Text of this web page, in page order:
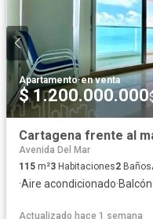
Apartamento·en venta
$ 1.200.000.000
Cartagena frente al
Avenida Del Mar
115 m²3 Habitaciones2 Baños
·Aire acondicionado·Balcón
Actualizado hace 1 semana